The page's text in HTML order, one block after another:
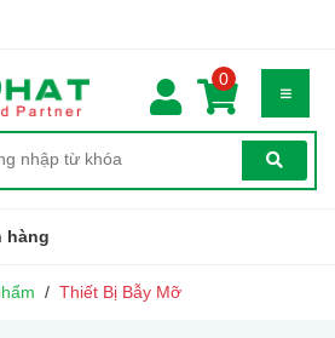
0
hàng
Thiết Bị Bẫy Mỡ